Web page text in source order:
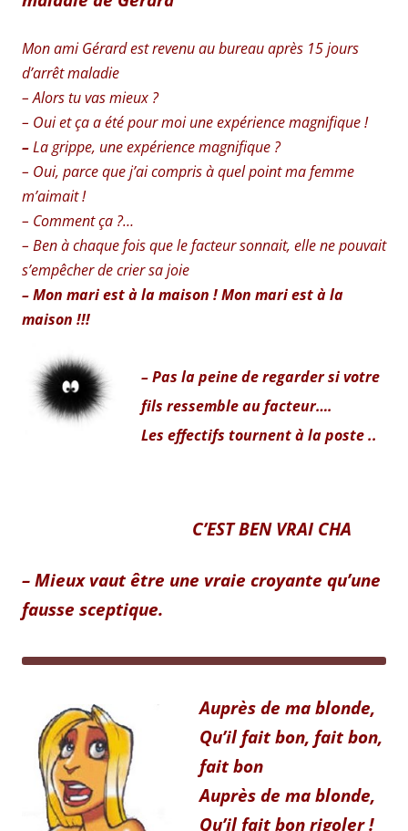
Mon ami Gérard est revenu au bureau après 15 jours
d’arrêt maladie
– Alors tu vas mieux ?
– Oui et ça a été pour moi une expérience magnifique !
–La grippe, une expérience magnifique ?
– Oui, parce que j’ai compris à quel point ma femme
m’aimait !
– Comment ça ?…
– Ben à chaque fois que le facteur sonnait, elle ne pouvait
s’empêcher de crier sa joie
– Mon mari est à la maison ! Mon mari est à la
maison !!!
– Pas la peine de regarder si votre
fils ressemble au facteur….
Les effectifs tournent à la poste ..
C’EST BEN VRAI CHA
– Mieux vaut être une vraie croyante qu’une
fausse sceptique.
Auprès de ma blonde,
Qu’il fait bon, fait bon,
fait bon
Auprès de ma blonde,
Qu’il fait bon rigoler !